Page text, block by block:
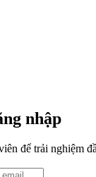
nhập
để trải nghiệm